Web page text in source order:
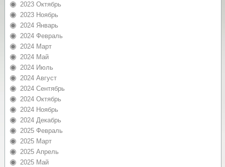
2023 Октябрь
2023 Ноябрь
2024 Январь
2024 Февраль
2024 Март
2024 Май
2024 Июль
2024 Август
2024 Сентябрь
2024 Октябрь
2024 Ноябрь
2024 Декабрь
2025 Февраль
2025 Март
2025 Апрель
2025 Май